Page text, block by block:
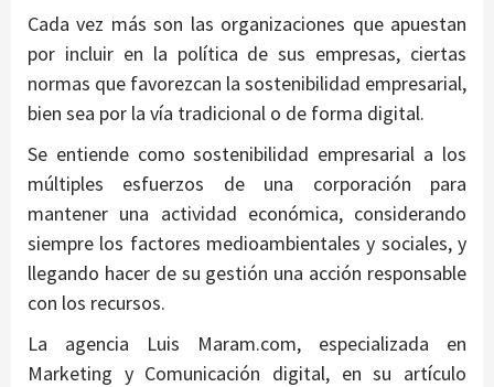
Cada vez más son las organizaciones que apuestan
por incluir en la política de sus empresas, ciertas
normas que favorezcan la sostenibilidad empresarial,
bien sea por la vía tradicional o de forma digital.
Se entiende como sostenibilidad empresarial a los
múltiples esfuerzos de una corporación para
mantener una actividad económica, considerando
siempre los factores medioambientales y sociales, y
llegando hacer de su gestión una acción responsable
con los recursos.
La agencia Luis Maram.com, especializada en
Marketing y Comunicación digital, en su artículo